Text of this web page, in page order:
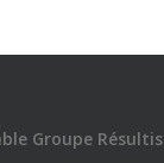
Groupe Résultis